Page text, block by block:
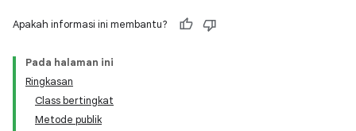
Apakah informasi ini membantu?
Pada halaman ini
Ringkasan
Class bertingkat
Metode publik